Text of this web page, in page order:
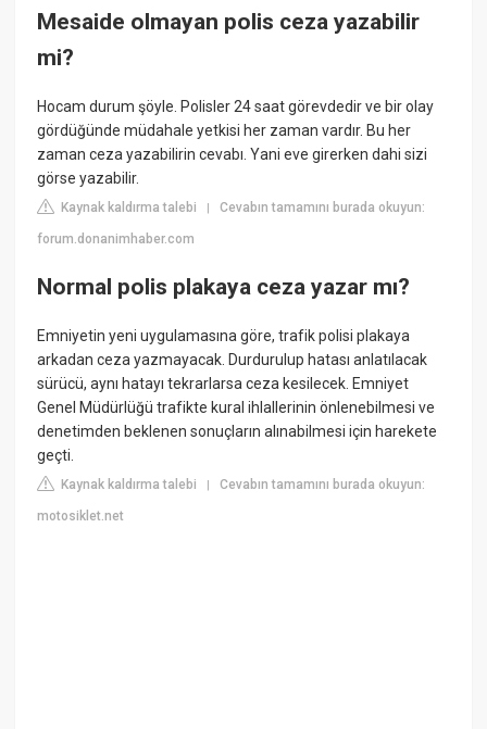
Mesaide olmayan polis ceza yazabilir
mi?
Hocam durum şöyle. Polisler 24 saat görevdedir ve bir olay
gördüğünde müdahale yetkisi her zaman vardır. Bu her
zaman ceza yazabilirin cevabı. Yani eve girerken dahi sizi
görse yazabilir.
Kaynak kaldırma talebi |Cevabın tamamını burada okuyun:
forum.donanimhaber.com
Normal polis plakaya ceza yazar mı?
Emniyetin yeni uygulamasına göre, trafik polisi plakaya
arkadan ceza yazmayacak. Durdurulup hatası anlatılacak
sürücü, aynı hatayı tekrarlarsa ceza kesilecek. Emniyet
Genel Müdürlüğü trafikte kural ihlallerinin önlenebilmesi ve
denetimden beklenen sonuçların alınabilmesi için harekete
geçti.
Kaynak kaldırma talebi |Cevabın tamamını burada okuyun:
motosiklet.net